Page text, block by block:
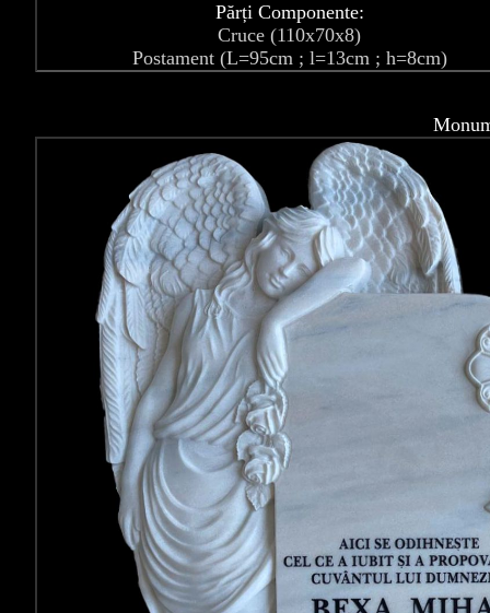
Părți Componente:
Cruce (110x70x8)
Postament (L=95cm ; l=13cm ; h=8cm)